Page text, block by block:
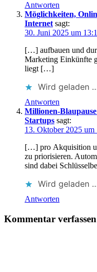
Antworten
Möglichkeiten,
Internet sagt:
30. Juni 2025 um
[…] aufbauen u‬nd
Marketing Einkünfte
liegt […]
Wird geladen
Antworten
Millionen-
Startups sagt:
13. Oktober 2025
[…] p‬ro Akquisition
z‬u priorisieren.
s‬ind d‬abei
Wird geladen
Antworten
Kommentar verfassen